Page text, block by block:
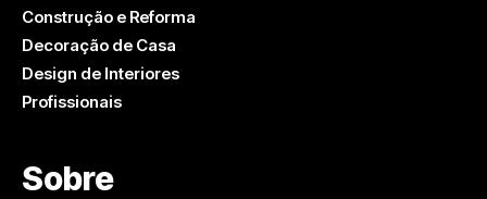
Construção e Reforma
Decoração de Casa
Design de Interiores
Profissionais
Sobre